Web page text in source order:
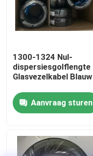
Huis
Videos
1300-1324 Nul-
dispersiesgolflengte
Glasvezelkabel Blauw
Aanvraag sturen